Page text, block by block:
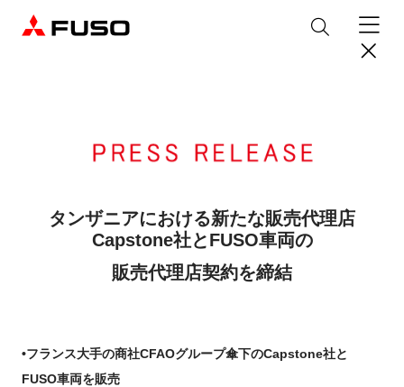
Rosa
小型バス
Aero Queen/Ace
産業用エンジン
中古車
テレマティクスソリューション
ふそうバリューパーツ
純正アクセサリー
純正メンテナンス・車検・点検
FUSO VALUE
プライバシーポリシー
DTFSA: 社員等個人情報の取扱いについて
商品案内
ニュースリリース
採用情報
タンザニアにおける新たな販売代理店
Capstone社とFUSO車両の
販売代理店契約を締結
•フランス大手の商社CFAOグループ傘下のCapstone社と
FUSO車両を販売